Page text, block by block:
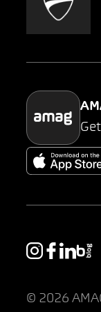
Parking
© 2026